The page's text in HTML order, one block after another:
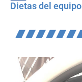
Dietas del equipo